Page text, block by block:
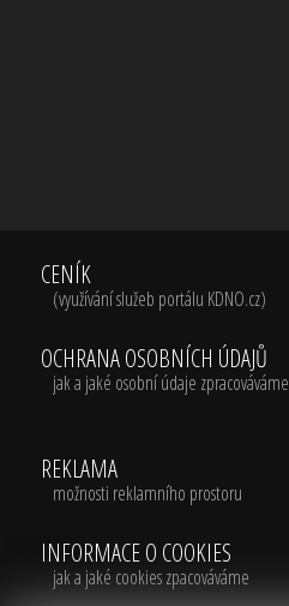
CENÍK
(využívání služeb portálu KDNO.cz)
OCHRANA OSOBNÍCH ÚDAJŮ
jak a jaké osobní údaje zpracováváme
REKLAMA
možnosti reklamního prostoru
INFORMACE O COOKIES
jak a jaké cookies zpacováváme